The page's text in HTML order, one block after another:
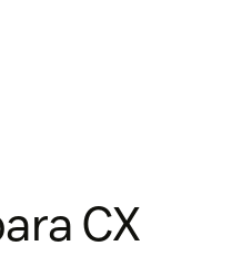
CX